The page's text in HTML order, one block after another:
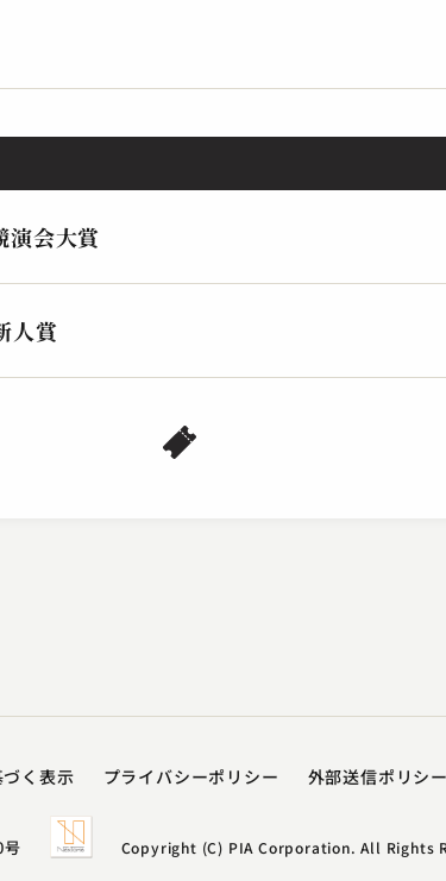
柳家 はん治
柳
演会大賞
人賞
く表示 プライバシーポリシー​ 外部送信ポリシー
号 Copyright (C) PIA Corporation. All Rights